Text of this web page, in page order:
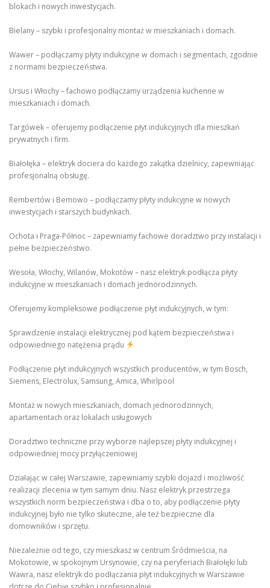
blokach i nowych inwestycjach.
Bielany – szybki i profesjonalny montaż w mieszkaniach i domach.
Wawer – podłączamy płyty indukcyjne w domach i segmentach, zgodnie
z normami bezpieczeństwa.
Ursus i Włochy – fachowo podłączamy urządzenia kuchenne w
mieszkaniach i domach.
Targówek – oferujemy podłączenie płyt indukcyjnych dla mieszkań
prywatnych i firm.
Białołęka – elektryk dociera do każdego zakątka dzielnicy, zapewniając
profesjonalną obsługę.
Rembertów i Bemowo – podłączamy płyty indukcyjne w nowych
inwestycjach i starszych budynkach.
Ochota i Praga-Północ – zapewniamy fachowe doradztwo przy instalacji i
pełne bezpieczeństwo.
Wesoła, Włochy, Wilanów, Mokotów – nasz elektryk podłącza płyty
indukcyjne w mieszkaniach i domach jednorodzinnych.
Oferujemy kompleksowe podłączenie płyt indukcyjnych, w tym:
Sprawdzenie instalacji elektrycznej pod kątem bezpieczeństwa i
odpowiedniego natężenia prądu
Podłączenie płyt indukcyjnych wszystkich producentów, w tym Bosch,
Siemens, Electrolux, Samsung, Amica, Whirlpool
Montaż w nowych mieszkaniach, domach jednorodzinnych,
apartamentach oraz lokalach usługowych
Doradztwo techniczne przy wyborze najlepszej płyty indukcyjnej i
odpowiedniej mocy przyłączeniowej
Działając w całej Warszawie, zapewniamy szybki dojazd i możliwość
realizacji zlecenia w tym samym dniu. Nasz elektryk przestrzega
wszystkich norm bezpieczeństwa i dba o to, aby podłączenie płyty
indukcyjnej było nie tylko skuteczne, ale też bezpieczne dla
domowników i sprzętu.
Niezależnie od tego, czy mieszkasz w centrum Śródmieścia, na
Mokotowie, w spokojnym Ursynowie, czy na peryferiach Białołęki lub
Wawra, nasz elektryk do podłączania płyt indukcyjnych w Warszawie